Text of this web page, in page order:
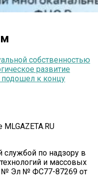
собственностью
развитие
подошел к концу
службой по надзору в
и массовых
№ Эл № ФС77-87269 от